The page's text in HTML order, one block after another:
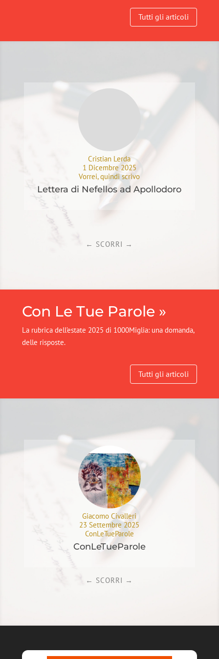
Tutti gli articoli
Cristian Lerda
1 Dicembre 2025
Vorrei, quindi scrivo
Lettera di Nefellos ad Apollodoro
← SCORRI →
Con Le Tue Parole »
La rubrica dell’estate 2025 di 1000Miglia: una domanda,
delle risposte.
Tutti gli articoli
Giacomo Civalleri
23 Settembre 2025
ConLeTueParole
ConLeTueParole
← SCORRI →